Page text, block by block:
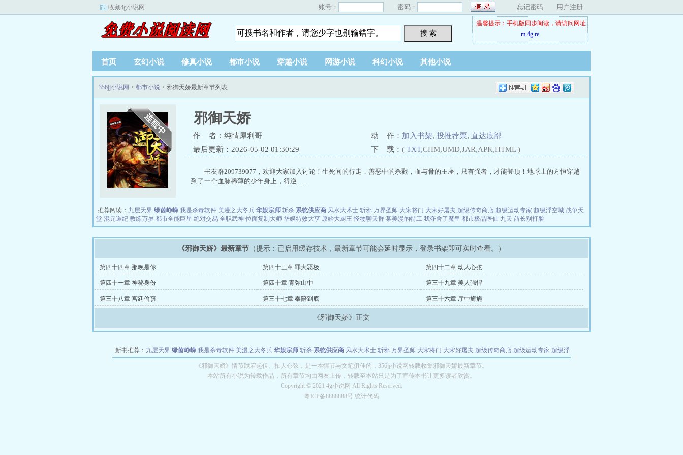
收藏4g小说网 账号： 密码： 忘记密码 用户注册
搜 索
温馨提示：手机版同步阅读，请访问网址
m.4g.re
首页 玄幻小说 修真小说 都市小说 穿越小说 网游小说 科幻小说 其他小说
356jj小说网 > 都市小说 > 邪御天娇最新章节列表
邪御天娇
作 者：纯情犀利哥 动 作： 加入书架, 投推荐票, 直达底部
最后更新：2026-05-02 01:30:29
下 载： ( TXT,CHM,UMD,JAR,APK,HTML )
书友群209739077，欢迎大家加入讨论！生死间的行走，善恶中的杀戮，血与骨的王座，只有强者，才能登顶！地球上的方恒穿越
到了一个血脉稀薄的少年身上，得逆......
推荐阅读： 九层天界 绿茵峥嵘 我是杀毒软件 美漫之大冬兵 华娱宗师 斩杀 系统供应商 风水大术士 斩邪 万界圣师 大宋将门 大宋好屠夫 超级传奇商店 超级运动专家 超级浮空城 战争天
堂 混元道纪 教练万岁 都市全能巨星 绝对交易 全职武神 位面复制大师 华娱特效大亨 原始大厨王 怪物聊天群 某美漫的特工 我夺舍了魔皇 都市极品医仙 九天 酋长别打脸
《邪御天娇》最新章节 （提示：已启用缓存技术，最新章节可能会延时显示，登录书架即可实时查看。）
第四十四章 那晚是你 第四十三章 罪大恶极 第四十二章 动人心弦
第四十一章 神秘身份 第四十章 青弥山中 第三十九章 美人强悍
第三十八章 宫廷偷窃 第三十七章 奉陪到底 第三十六章 厅中旖旎
《邪御天娇》正文
新书推荐： 九层天界 绿茵峥嵘 我是杀毒软件 美漫之大冬兵 华娱宗师 斩杀 系统供应商 风水大术士 斩邪 万界圣师 大宋将门 大宋好屠夫 超级传奇商店 超级运动专家 超级浮
教练万岁 都市全能巨星 绝对交易 全职武神 位面复制大师 华娱特效大亨 原始大厨王 怪物聊天群 某美漫的特工 我夺舍了魔皇
长别打脸
《邪御天娇》情节跌宕起伏、扣人心弦，是一本情节与文笔俱佳的，356jj小说网转载收集邪御天娇最新章节。
本站所有小说为转载作品，所有章节均由网友上传，转载至本站只是为了宣传本书让更多读者欣赏。
Copyright © 2021 4g小说网 All Rights Reserved.
粤ICP备8888888号 统计代码